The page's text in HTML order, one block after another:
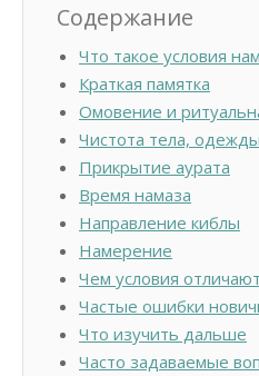
Содержание
Что такое условия
Краткая памятка
Омовение и
Чистота тела,
Прикрытие аурата
Время намаза
Направление киблы
Намерение
Чем условия
Частые ошибки
Что изучить дальше
Часто задаваемые